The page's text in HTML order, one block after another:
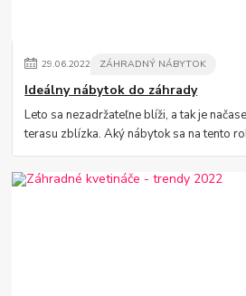
29.06.2022 ZÁHRADNÝ NÁBYTOK
Ideálny nábytok do záhrady
Leto sa nezadržateľne blíži, a tak je
terasu zblízka. Aký nábytok sa na tento